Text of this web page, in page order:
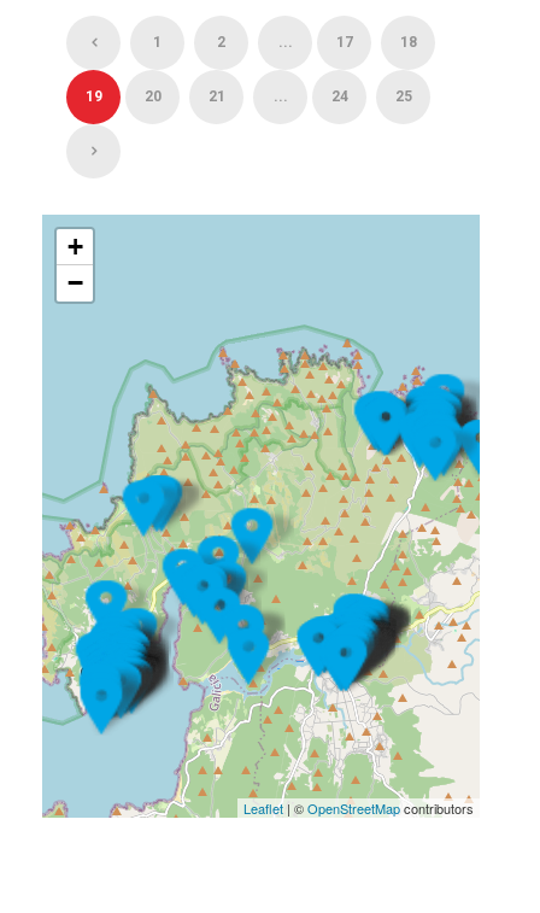
1 2 ... 17 18
19 20 21 ... 24 25
+
−
Leaflet| ©OpenStreetMapcontributors